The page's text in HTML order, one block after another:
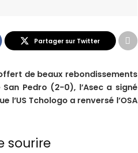
Partager sur Twitter
de beaux rebondissements
Pedro (2-0), l’Asec a signé
Tchologo a renversé l’OSA
sourire